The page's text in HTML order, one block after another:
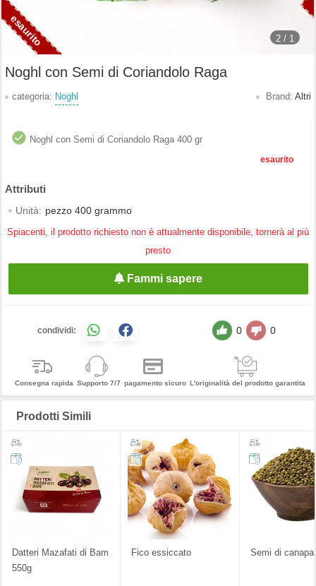
2 / 1
Noghl con Semi di Coriandolo Raga
categoria: Noghl Brand: Altri
Noghl con Semi di Coriandolo Raga 400 gr
esaurito
Unità: pezzo 400 grammo
Spiacenti, il prodotto richiesto non è attualmente disponibile, tornerà al più
presto
Fammi sapere
condividi: 0 0
Consegna rapida Supporto 7/7 pagamento sicuro L'originalità del prodotto garantita
Prodotti Simili
Datteri Mazafati di Bam
550g
Fico essiccato Semi di canapa